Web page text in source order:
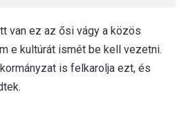
van ez az ősi vágy a közös
e kultúrát ismét be kell vezetni.
is felkarolja ezt, és